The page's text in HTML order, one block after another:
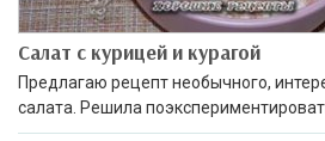
Салат с курицей и курагой
Предлагаю рецепт необычного,
салата. Решила